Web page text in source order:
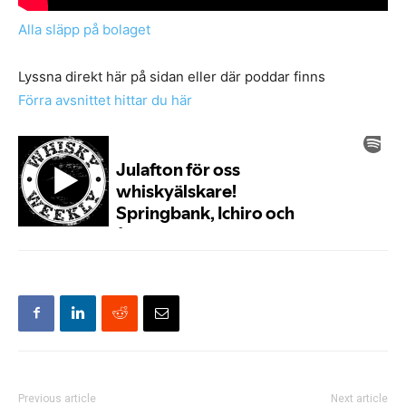
Alla släpp på bolaget
Lyssna direkt här på sidan eller där poddar finns
Förra avsnittet hittar du här
Previous article Next article